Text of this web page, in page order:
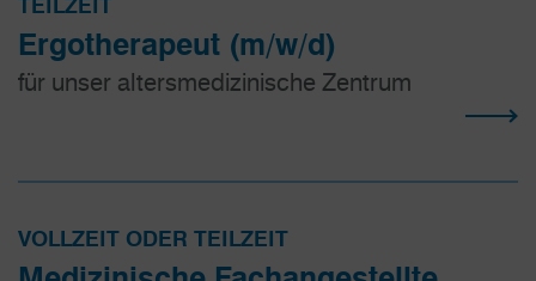
TEILZEIT
Ergotherapeut (m/w/d)
für unser altersmedizinische Zentrum
VOLLZEIT ODER TEILZEIT